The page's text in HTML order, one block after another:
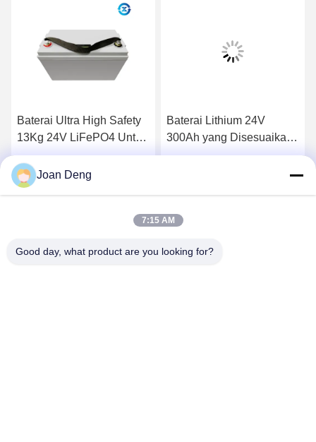
Baterai Ultra High Safety
13Kg 24V LiFePO4 Untuk
Cadangan Militer
Dapatkan Harga Terbaik
Baterai Lithium 24V
300Ah yang Disesuaikan
Untuk Tata Surya
Dapatkan Harga Terbaik
Joan Deng
7:15 AM
Good day, what product are you looking for?